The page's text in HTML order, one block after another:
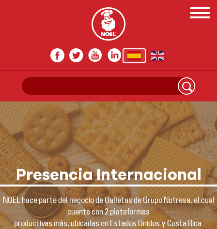
Presencia Internacional
NOEL hace parte del negocio de Galletas de Grupo Nutresa, el cual
cuenta con 2 plataformas
productivas más, ubicadas en Estados Unidos y Costa Rica.